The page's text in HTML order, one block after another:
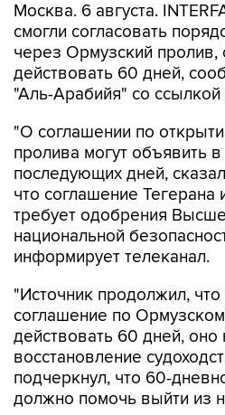
Москва. 6 августа.
смогли согласовать
через Ормузский пролив,
действовать 60 дней,
"Аль-Арабийя" со ссылкой
"О соглашении по
пролива могут объявить
последующих дней,
что соглашение
требует одобрения
национальной
информирует телеканал.
"Источник продолжил,
соглашение по
действовать 60 дней, оно
восстановление
подчеркнул, что 60-
должно помочь выйти из